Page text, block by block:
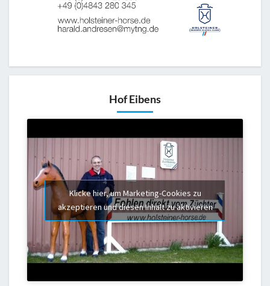
Hof Eibens
Klicke hier, um Marketing-Cookies zu
akzeptieren und diesen Inhalt zu aktivieren